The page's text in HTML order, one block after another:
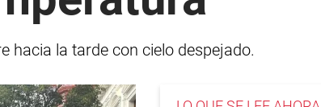
hacia la tarde con cielo despejado.